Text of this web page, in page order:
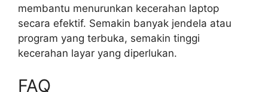
membantu menurunkan kecerahan laptop
secara efektif. Semakin banyak jendela atau
program yang terbuka, semakin tinggi
kecerahan layar yang diperlukan.
FAQ